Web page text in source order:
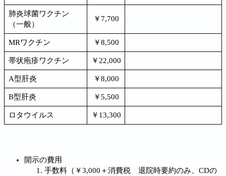
肺炎球菌ワクチン
（一般）
￥7,700
MRワクチン ￥8,500
帯状疱疹ワクチン ￥22,000
A型肝炎 ￥8,000
B型肝炎 ￥5,500
ロタウイルス ￥13,300
開示の費用
手数料（￥3,000＋消費税 退院時要約のみ、CDの